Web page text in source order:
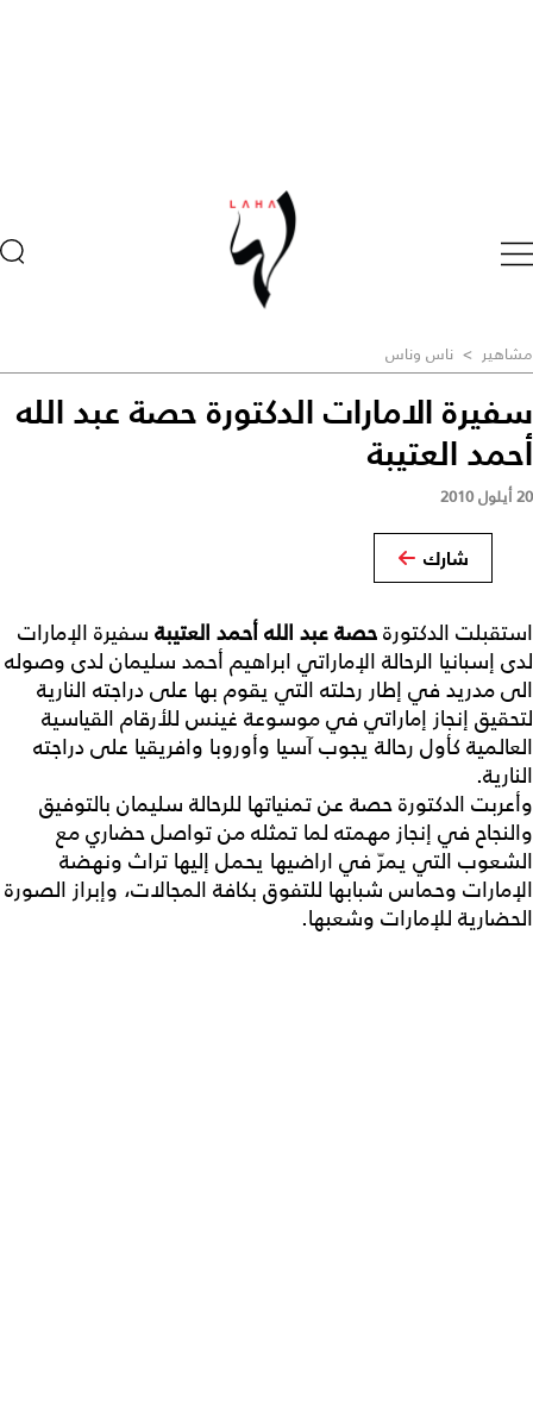
مشاهير > ناس وناس
سفيرة الامارات الدكتورة حصة عبد الله
أحمد العتيبة
20 أيلول 2010
شارك
استقبلت الدكتورةحصة عبد الله أحمد العتيبة سفيرة الإمارات
لدى إسبانيا الرحالة الإماراتي ابراهيم أحمد سليمان لدى وصوله
الى مدريد في إطار رحلته التي يقوم بها على دراجته النارية
لتحقيق إنجاز إماراتي في موسوعة غينس للأرقام القياسية
العالمية كأول رحالة يجوب آسيا وأوروبا وافريقيا على دراجته
النارية.
وأعربت الدكتورة حصة عن تمنياتها للرحالة سليمان بالتوفيق
والنجاح في إنجاز مهمته لما تمثله من تواصل حضاري مع
الشعوب التي يمرّ في اراضيها يحمل إليها تراث ونهضة
الإمارات وحماس شبابها للتفوق بكافة المجالات، وإبراز الصورة
الحضارية للإمارات وشعبها.